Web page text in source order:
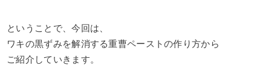
ということで、今回は、
ワキの黒ずみを解消する重曹ペーストの作り方から
ご紹介していきます。